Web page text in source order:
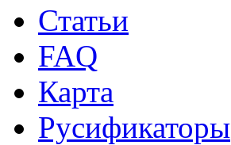
Статьи
FAQ
Карта
Русификаторы